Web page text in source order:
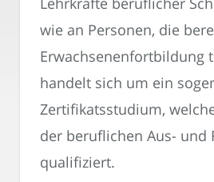
wie an Personen, die
Erwachsenenfortbildung
handelt sich um ein
Zertifikatsstudium,
der beruflichen Aus- und
qualifiziert.